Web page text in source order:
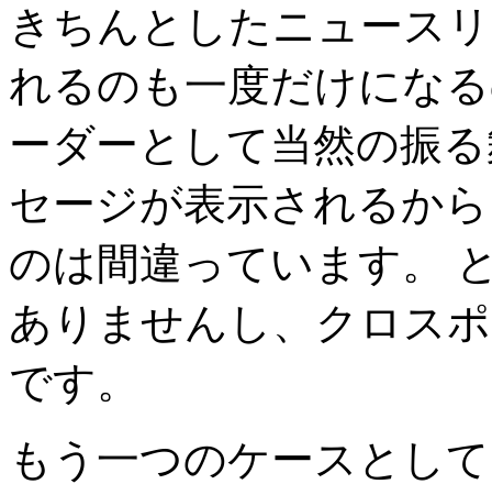
きちんとしたニュース
れるのも一度だけにな
ーダーとして当然の振
セージが表示されるか
のは間違っています。
ありませんし、クロス
です。
もう一つのケースとし